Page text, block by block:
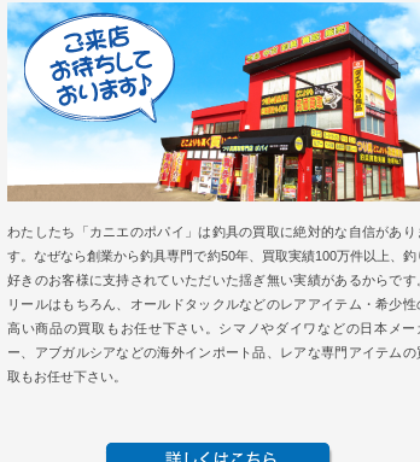
わたしたち「カニエのポパイ」は釣具の買取に絶対的な自信があり
す。なぜなら創業から釣具専門で約50年、買取実績100万件以上、釣
好きのお客様に支持されていただいた揺ぎ無い実績があるからです
リールはもちろん、オールドタックルなどのレアアイテム・希少性
高い商品の買取もお任せ下さい。シマノやダイワなどの日本メー
ー、アブガルシアなどの海外インポート品、レアな専門アイテムの
取もお任せ下さい。